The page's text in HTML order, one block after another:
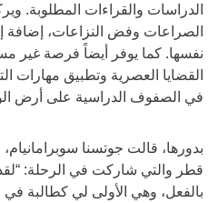
الدراسات والقراءات المطلوبة.
الصراعات وفض النزاعات، إضافة
نفسها. كما يوفر أيضاً فرصة غير
القضايا العصرية وتطبيق مهارات
في الصفوف الدراسية على أرض
بدورها، قالت جوتسنا
قطر والتي شاركت في الرحلة:
بالفعل، وهي الأولى لي كطالبة